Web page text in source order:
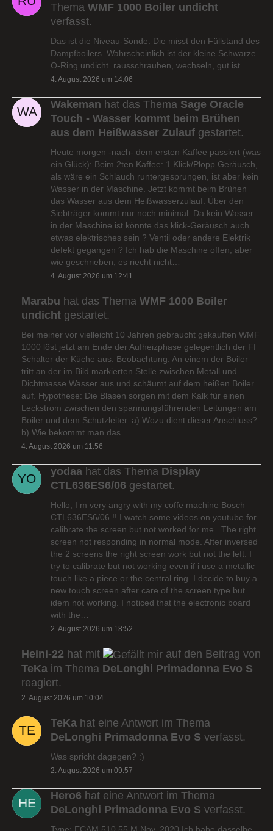
Thema WMF 1000 Boiler undicht
verfasst.
Das ist die Niveau-Sonde. Die misst den Füllstand des
Dampfboilers. Wahrscheinlich ist der kleine Schwarze
O-Ring undicht. rausschrauben, wechseln, gut ist
4. August 2026 um 14:06
Wakeman hat das Thema Sage Oracle
Touch - Wasser kommt beim Brühen
aus dem Heißwasser Zulauf gestartet.
Heute morgen -nach- dem ersten Kaffee passiert (was
ein Glück): Beim 2ten Kaffee: 1 Klick/Plopp Geräusch,
als wäre ein Schlauch runtergesprungen, ist aber kein
Wasser in der Maschine. Jetzt kommt beim Brühen
das Wasser aus dem Heißwasserzulauf. Über den
Siebträger kommt nur noch minimal. Da kein Wasser
in der Maschine ist könnte das klick-Geräusch auch
etwas elektrisches sein ? Ventil oder andere Elektrik
defekt gegangen ? Ich hab die Maschine offen, aber
wie geschrieben, es riecht nicht…
4. August 2026 um 12:41
Marabu hat das Thema WMF 1000 Boiler
undicht gestartet.
Bei meiner vor vielleicht 10 Jahren gebraucht gekauften WMF
1000 löst jetzt am Ende der Aufheizphase gelegentlich der FI
Schalter der Küche aus. Beobachtung: An einem der Boiler
tritt an der im Bild markierten Stelle zwischen Metall und
Dichtmasse Wasser aus und schäumt auf dem heißen Boiler
auf. Hypothese: Die Blasen sorgen mit dem Kalk für einen
Leckstrom zwischen den spannungsführenden Leitungen am
Boiler und dem Schutzleiter. a) Wozu dient dieser Anschluss?
b) Wie bekommt man das…
4. August 2026 um 11:56
yodaa hat das Thema Display
CTL636ES6/06 gestartet.
Hello, I m very angry with my coffe machine Bosch
CTL636ES6/06 !! I watch some videos on youtube for
calibrate the screen but not worked for me.. The right
screen not responding in normal mode. After inversed
the 2 screens the right screen work but not the left. I
try to calibrate but not working even if i use a metallic
touch like a piece or the central ring. I decide to buy a
new touch screen after care of the screen type but
idem not working. I noticed that the electronic board
with the…
2. August 2026 um 18:52
Heini-22 hat mit
auf den Beitrag von
TeKa im Thema DeLonghi Primadonna Evo S
reagiert.
2. August 2026 um 10:04
TeKa hat eine Antwort im Thema
DeLonghi Primadonna Evo S verfasst.
Was spricht dagegen? :)
2. August 2026 um 09:57
Hero6 hat eine Antwort im Thema
DeLonghi Primadonna Evo S verfasst.
Type: ECAM 510.55.M Nov. 2020 Ich habe dasselbe